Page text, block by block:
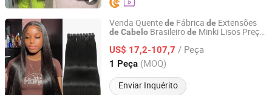
Venda Quentede Fábrica de Extensões
de Cabelo Brasileirode Minki Lisos Preço
TecelagemdeCabeloHumano
deCabelo Preto Natural Acessórios
Weave
US$ 17,2-107,7 / Peça
1 Peça (MOQ)
Enviar Inquérito
Henan Rebecca Hair Products Co.,Ltd
Henan, China Desde 2024